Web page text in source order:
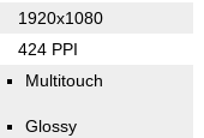
1920x1080
424 PPI
Multitouch
Glossy